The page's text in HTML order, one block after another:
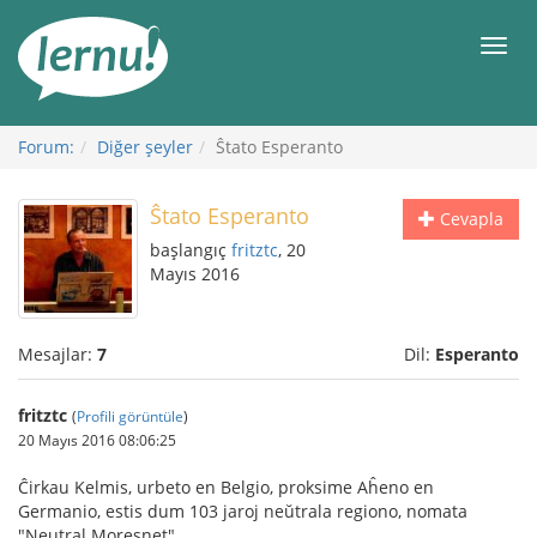
Görüntüleme
Forum: Diğer şeyler Ŝtato Esperanto
Cevapla
Ŝtato Esperanto
başlangıç fritztc, 20
Mayıs 2016
Mesajlar: 7 Dil: Esperanto
fritztc (Profili görüntüle)
20 Mayıs 2016 08:06:25
Ĉirkau Kelmis, urbeto en Belgio, proksime Aĥeno en
Germanio, estis dum 103 jaroj neŭtrala regiono, nomata